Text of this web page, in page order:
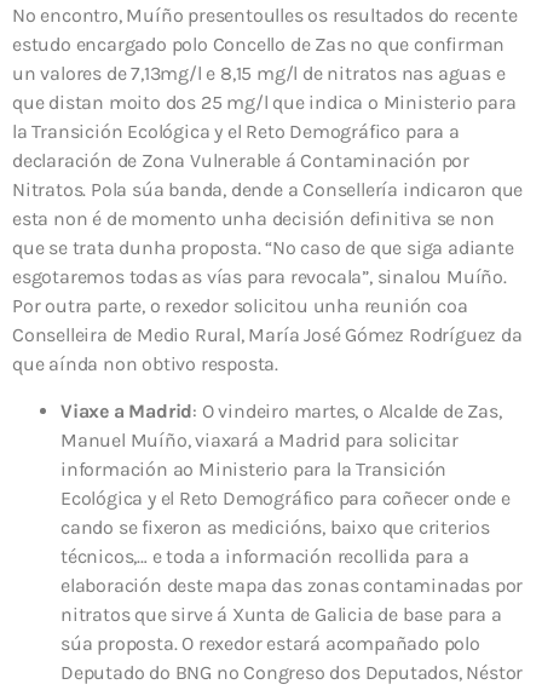
No encontro, Muíño presentoulles os resultados do recente
estudo encargado polo Concello de Zas no que confirman
un valores de 7,13mg/l e 8,15 mg/l de nitratos nas aguas e
que distan moito dos 25 mg/l que indica o Ministerio para
la Transición Ecológica y el Reto Demográfico para a
declaración de Zona Vulnerable á Contaminación por
Nitratos. Pola súa banda, dende a Consellería indicaron que
esta non é de momento unha decisión definitiva se non
que se trata dunha proposta. “No caso de que siga adiante
esgotaremos todas as vías para revocala”, sinalou Muíño.
Por outra parte, o rexedor solicitou unha reunión coa
Conselleira de Medio Rural, María José Gómez Rodríguez da
que aínda non obtivo resposta.
Viaxe a Madrid: O vindeiro martes, o Alcalde de Zas,
Manuel Muíño, viaxará a Madrid para solicitar
información ao Ministerio para la Transición
Ecológica y el Reto Demográfico para coñecer onde e
cando se fixeron as medicións, baixo que criterios
técnicos,… e toda a información recollida para a
elaboración deste mapa das zonas contaminadas por
nitratos que sirve á Xunta de Galicia de base para a
súa proposta. O rexedor estará acompañado polo
Deputado do BNG no Congreso dos Deputados, Néstor